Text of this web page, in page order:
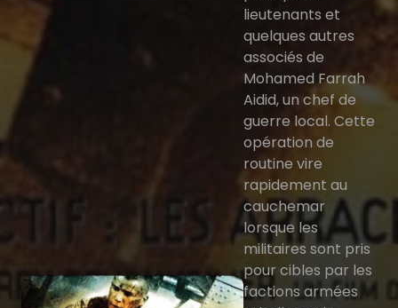
lieutenants et
quelques autres
associés de
Mohamed Farrah
Aidid, un chef de
guerre local. Cette
opération de
routine vire
rapidement au
cauchemar
lorsque les
militaires sont pris
pour cibles par les
factions armées